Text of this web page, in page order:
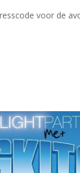
voor de